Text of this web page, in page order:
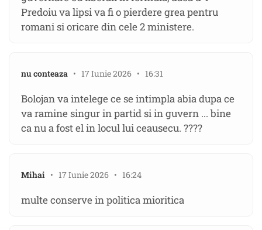
Predoiu va lipsi va fi o pierdere grea pentru
romani si oricare din cele 2 ministere.
nu conteaza • 17 Iunie 2026 • 16:31
Bolojan va intelege ce se intimpla abia dupa ce
va ramine singur in partid si in guvern ... bine
ca nu a fost el in locul lui ceausecu. ????
Mihai • 17 Iunie 2026 • 16:24
multe conserve in politica mioritica